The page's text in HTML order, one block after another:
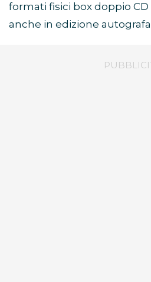
formati fisici box doppio
anche in edizione